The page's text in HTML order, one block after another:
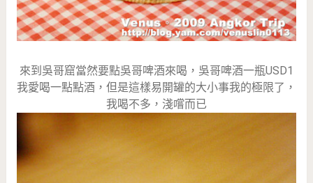
來到吳哥窟當然要點吳哥啤酒來喝，吳哥啤酒一瓶USD1
我愛喝一點點酒，但是這樣易開罐的大小事我的極限了，
我喝不多，淺嚐而已